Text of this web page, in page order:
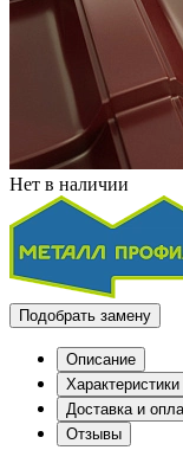
Нет в наличии
Подобрать замену
Описание
Характеристики
Доставка и
Отзывы